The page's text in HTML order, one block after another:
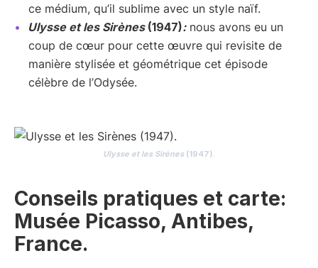
ce médium, qu’il sublime avec un style naïf.
Ulysse et les Sirènes (1947):nous avons eu un
coup de cœur pour cette œuvre qui revisite de
manière stylisée et géométrique cet épisode
célèbre de l’Odysée.
Ulysse et les Sirènes (1947).
Conseils pratiques et carte:
Musée Picasso, Antibes,
France.